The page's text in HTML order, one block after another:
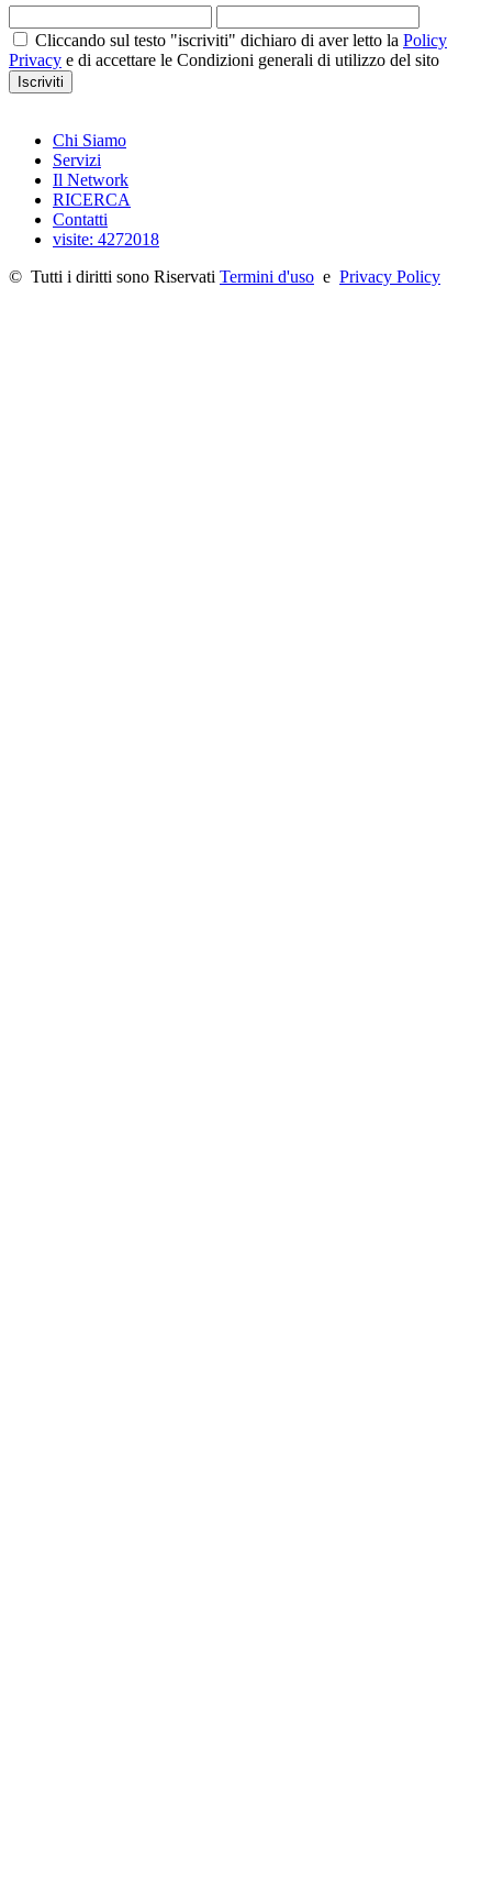
Cliccando sul testo "iscriviti" dichiaro di aver letto la Policy
Privacy e di accettare le Condizioni generali di utilizzo del sito
Iscriviti
Chi Siamo
Servizi
Il Network
RICERCA
Contatti
visite: 4272018
© Tutti i diritti sono Riservati Termini d'uso e Privacy Policy